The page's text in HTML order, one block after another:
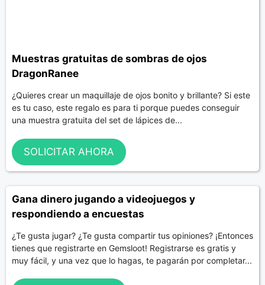
Muestras gratuitas de sombras de ojos
DragonRanee
¿Quieres crear un maquillaje de ojos bonito y brillante? Si este
es tu caso, este regalo es para ti porque puedes conseguir
una muestra gratuita del set de lápices de...
SOLICITAR AHORA
Gana dinero jugando a videojuegos y
respondiendo a encuestas
¿Te gusta jugar? ¿Te gusta compartir tus opiniones? ¡Entonces
tienes que registrarte en Gemsloot! Registrarse es gratis y
muy fácil, y una vez que lo hagas, te pagarán por completar...